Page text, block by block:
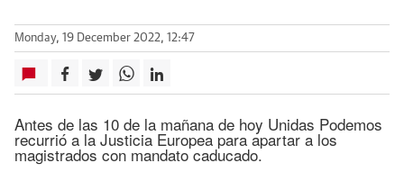
Monday, 19 December 2022, 12:47
Antes de las 10 de la mañana de hoy Unidas Podemos
recurrió a la Justicia Europea para apartar a los
magistrados con mandato caducado.